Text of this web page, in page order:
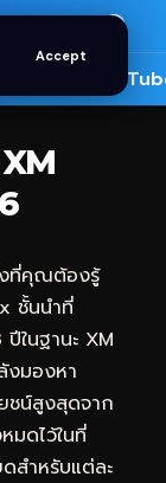
Accept
🎬
ที่คุณต้องรู้
ชั้นนำที่
ปีในฐานะ XM
งมองหา
ชน์สูงสุดจาก
มดไว้ในที่
สำหรับแต่ละ